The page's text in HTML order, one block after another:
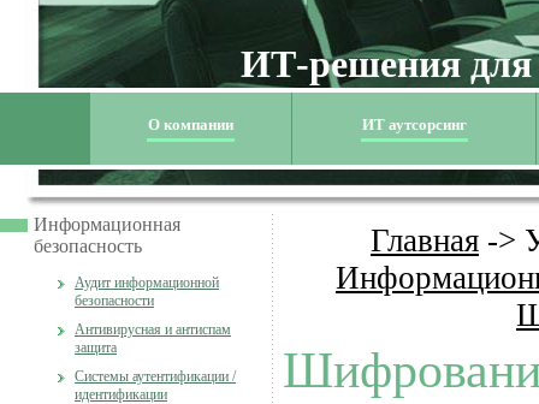
ИТ-решения для
О компании ИТ аутсорсинг
Информационная
безопасность
Аудит информационной
безопасности
Антивирусная и антиспам
защита
Системы аутентификации /
идентификации
Главная ->